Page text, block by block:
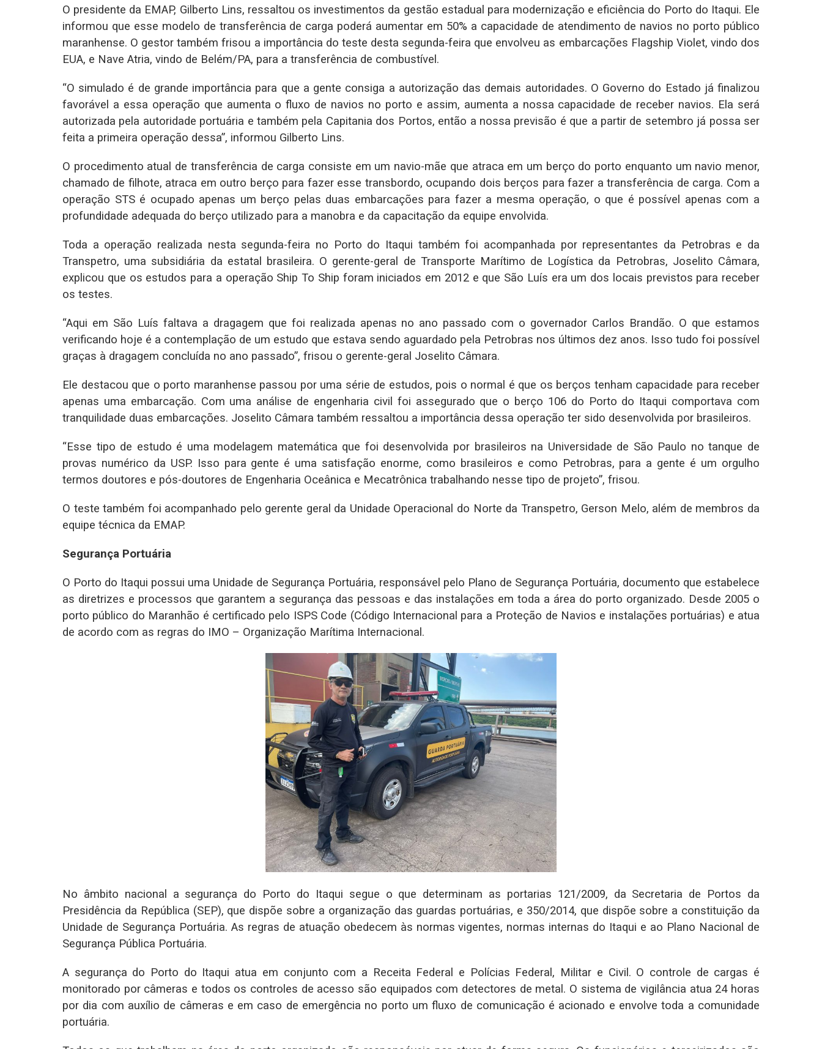
O presidente da EMAP, Gilberto Lins, ressaltou os investimentos da gestão estadual para modernização e eficiência do Porto do Itaqui. Ele
informou que esse modelo de transferência de carga poderá aumentar em 50% a capacidade de atendimento de navios no porto público
maranhense. O gestor também frisou a importância do teste desta segunda-feira que envolveu as embarcações Flagship Violet, vindo dos
EUA, e Nave Atria, vindo de Belém/PA, para a transferência de combustível.
“O simulado é de grande importância para que a gente consiga a autorização das demais autoridades. O Governo do Estado já finalizou
favorável a essa operação que aumenta o fluxo de navios no porto e assim, aumenta a nossa capacidade de receber navios. Ela será
autorizada pela autoridade portuária e também pela Capitania dos Portos, então a nossa previsão é que a partir de setembro já possa ser
feita a primeira operação dessa”, informou Gilberto Lins.
O procedimento atual de transferência de carga consiste em um navio-mãe que atraca em um berço do porto enquanto um navio menor,
chamado de filhote, atraca em outro berço para fazer esse transbordo, ocupando dois berços para fazer a transferência de carga. Com a
operação STS é ocupado apenas um berço pelas duas embarcações para fazer a mesma operação, o que é possível apenas com a
profundidade adequada do berço utilizado para a manobra e da capacitação da equipe envolvida.
Toda a operação realizada nesta segunda-feira no Porto do Itaqui também foi acompanhada por representantes da Petrobras e da
Transpetro, uma subsidiária da estatal brasileira. O gerente-geral de Transporte Marítimo de Logística da Petrobras, Joselito Câmara,
explicou que os estudos para a operação Ship To Ship foram iniciados em 2012 e que São Luís era um dos locais previstos para receber
os testes.
“Aqui em São Luís faltava a dragagem que foi realizada apenas no ano passado com o governador Carlos Brandão. O que estamos
verificando hoje é a contemplação de um estudo que estava sendo aguardado pela Petrobras nos últimos dez anos. Isso tudo foi possível
graças à dragagem concluída no ano passado”, frisou o gerente-geral Joselito Câmara.
Ele destacou que o porto maranhense passou por uma série de estudos, pois o normal é que os berços tenham capacidade para receber
apenas uma embarcação. Com uma análise de engenharia civil foi assegurado que o berço 106 do Porto do Itaqui comportava com
tranquilidade duas embarcações. Joselito Câmara também ressaltou a importância dessa operação ter sido desenvolvida por brasileiros.
“Esse tipo de estudo é uma modelagem matemática que foi desenvolvida por brasileiros na Universidade de São Paulo no tanque de
provas numérico da USP. Isso para gente é uma satisfação enorme, como brasileiros e como Petrobras, para a gente é um orgulho
termos doutores e pós-doutores de Engenharia Oceânica e Mecatrônica trabalhando nesse tipo de projeto”, frisou.
O teste também foi acompanhado pelo gerente geral da Unidade Operacional do Norte da Transpetro, Gerson Melo, além de membros da
equipe técnica da EMAP.
Segurança Portuária
O Porto do Itaqui possui uma Unidade de Segurança Portuária, responsável pelo Plano de Segurança Portuária, documento que estabelece
as diretrizes e processos que garantem a segurança das pessoas e das instalações em toda a área do porto organizado. Desde 2005 o
porto público do Maranhão é certificado pelo ISPS Code (Código Internacional para a Proteção de Navios e instalações portuárias) e atua
de acordo com as regras do IMO – Organização Marítima Internacional.
No âmbito nacional a segurança do Porto do Itaqui segue o que determinam as portarias 121/2009, da Secretaria de Portos da
Presidência da República (SEP), que dispõe sobre a organização das guardas portuárias, e 350/2014, que dispõe sobre a constituição da
Unidade de Segurança Portuária. As regras de atuação obedecem às normas vigentes, normas internas do Itaqui e ao Plano Nacional de
Segurança Pública Portuária.
A segurança do Porto do Itaqui atua em conjunto com a Receita Federal e Polícias Federal, Militar e Civil. O controle de cargas é
monitorado por câmeras e todos os controles de acesso são equipados com detectores de metal. O sistema de vigilância atua 24 horas
por dia com auxílio de câmeras e em caso de emergência no porto um fluxo de comunicação é acionado e envolve toda a comunidade
portuária.